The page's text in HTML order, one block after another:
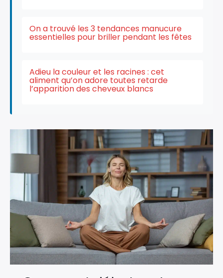
On a trouvé les 3 tendances manucure
essentielles pour briller pendant les fêtes
Adieu la couleur et les racines : cet
aliment qu’on adore toutes retarde
l’apparition des cheveux blancs